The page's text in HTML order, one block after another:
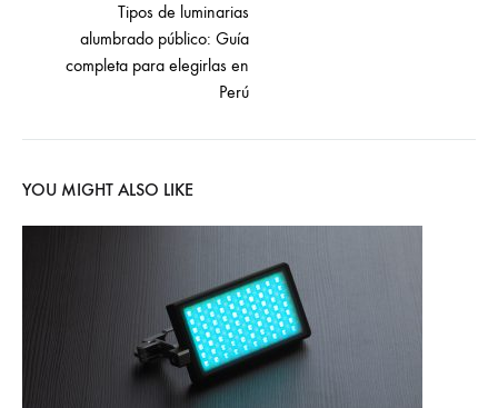
navigation
Tipos de luminarias
alumbrado público: Guía
completa para elegirlas en
Perú
YOU MIGHT ALSO LIKE